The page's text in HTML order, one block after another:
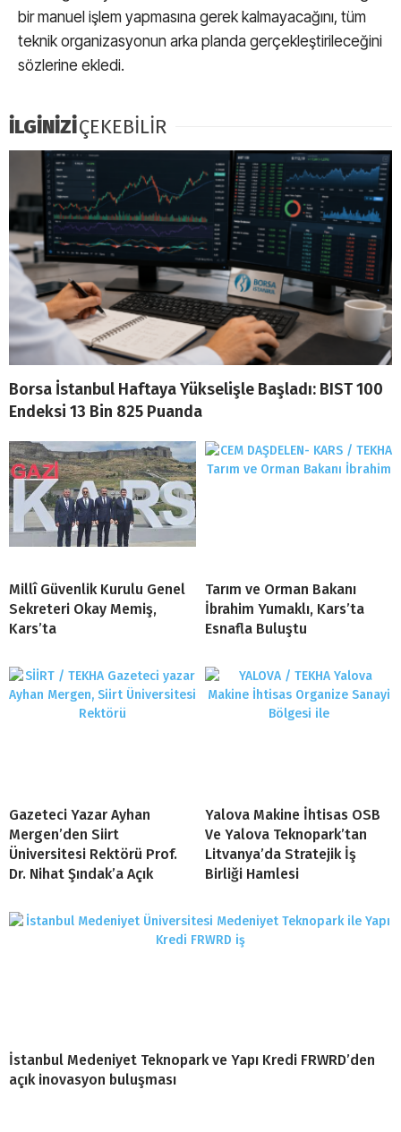
bir manuel işlem yapmasına gerek kalmayacağını, tüm
teknik organizasyonun arka planda gerçekleştirileceğini
sözlerine ekledi.
İLGİNİZİÇEKEBİLİR
Borsa İstanbul Haftaya Yükselişle Başladı: BIST 100
Endeksi 13 Bin 825 Puanda
Millî Güvenlik Kurulu Genel
Sekreteri Okay Memiş,
Kars’ta
Tarım ve Orman Bakanı
İbrahim Yumaklı, Kars’ta
Esnafla Buluştu
Gazeteci Yazar Ayhan
Mergen’den Siirt
Üniversitesi Rektörü Prof.
Dr. Nihat Şındak’a Açık
Yalova Makine İhtisas OSB
Ve Yalova Teknopark’tan
Litvanya’da Stratejik İş
Birliği Hamlesi
İstanbul Medeniyet Teknopark ve Yapı Kredi FRWRD’den
açık inovasyon buluşması